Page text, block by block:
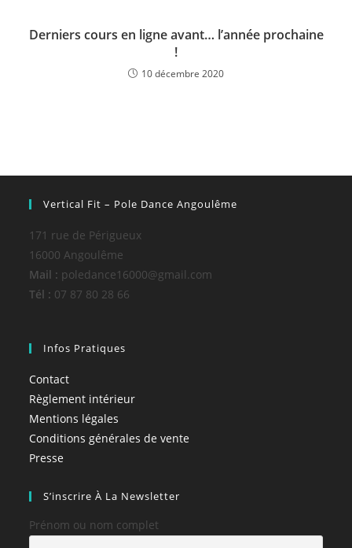
Derniers cours en ligne avant… l’année prochaine
!
10 décembre 2020
Vertical Fit – Pole Dance Angoulême
171 rue de Périgueux
16000 Angoulême
Mail : poledance16000@gmail.com
Tél : 07 87 80 28 66
Infos Pratiques
Contact
Règlement intérieur
Mentions légales
Conditions générales de vente
Presse
S’inscrire À La Newsletter
Prénom ou nom complet